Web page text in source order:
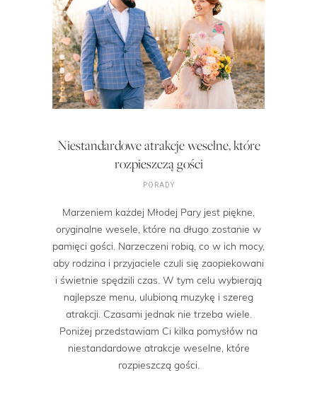
Niestandardowe atrakcje weselne, które
rozpieszczą gości
PORADY
Marzeniem każdej Młodej Pary jest piękne,
oryginalne wesele, które na długo zostanie w
pamięci gości. Narzeczeni robią, co w ich mocy,
aby rodzina i przyjaciele czuli się zaopiekowani
i świetnie spędzili czas. W tym celu wybierają
najlepsze menu, ulubioną muzykę i szereg
atrakcji. Czasami jednak nie trzeba wiele.
Poniżej przedstawiam Ci kilka pomysłów na
niestandardowe atrakcje weselne, które
rozpieszczą gości.